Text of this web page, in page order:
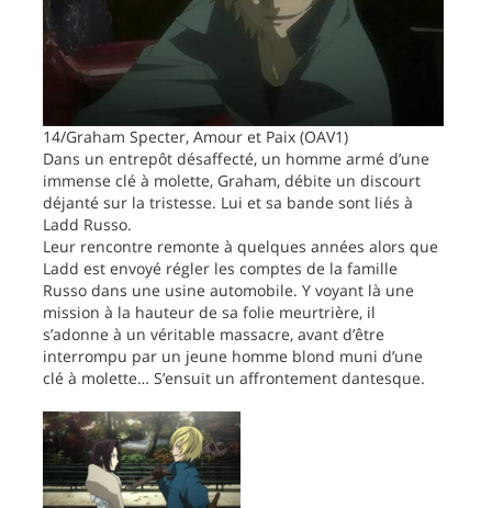
14/Graham Specter, Amour et Paix (OAV1)
Dans un entrepôt désaffecté, un homme armé d’une
immense clé à molette, Graham, débite un discourt
déjanté sur la tristesse. Lui et sa bande sont liés à
Ladd Russo.
Leur rencontre remonte à quelques années alors que
Ladd est envoyé régler les comptes de la famille
Russo dans une usine automobile. Y voyant là une
mission à la hauteur de sa folie meurtrière, il
s’adonne à un véritable massacre, avant d’être
interrompu par un jeune homme blond muni d’une
clé à molette… S’ensuit un affrontement dantesque.